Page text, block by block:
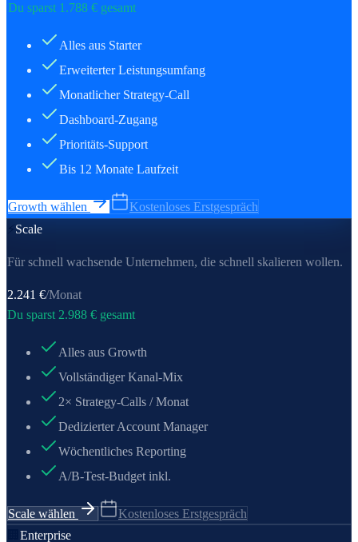
Du sparst 1.788 € gesamt
Alles aus Starter
Erweiterter Leistungsumfang
Monatlicher Strategy-Call
Dashboard-Zugang
Prioritäts-Support
Bis 12 Monate Laufzeit
Growth wählen
Kostenloses Erstgespräch
Scale
Für schnell wachsende Unternehmen, die schnell skalieren wollen.
2.241 €/Monat
Du sparst 2.988 € gesamt
Alles aus Growth
Vollständiger Kanal-Mix
2× Strategy-Calls / Monat
Dedizierter Account Manager
Wöchentliches Reporting
A/B-Test-Budget inkl.
Scale wählen
Kostenloses Erstgespräch
Enterprise